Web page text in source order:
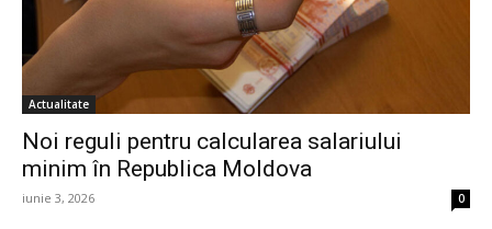
Actualitate
Noi reguli pentru calcularea salariului
minim în Republica Moldova
iunie 3, 2026 0